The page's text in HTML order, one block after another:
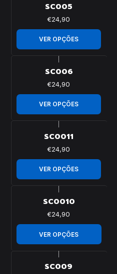
SC005
€24,90
VER OPÇÕES
SC006
€24,90
VER OPÇÕES
SC0011
€24,90
VER OPÇÕES
SC0010
€24,90
VER OPÇÕES
SC009